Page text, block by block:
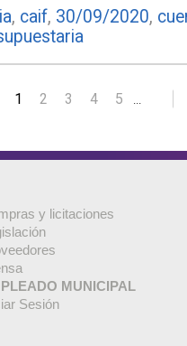
, caif, 30/09/2020,
1 2 3 4 5 ...